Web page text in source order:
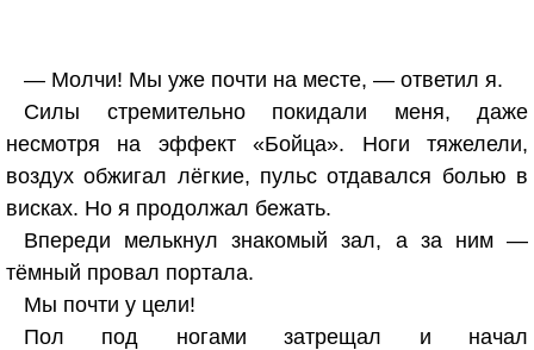
— Молчи! Мы уже почти на месте, — ответил я.
Силы стремительно покидали меня, даже
несмотря на эффект «Бойца». Ноги тяжелели,
воздух обжигал лёгкие, пульс отдавался болью в
висках. Но я продолжал бежать.
Впереди мелькнул знакомый зал, а за ним —
тёмный провал портала.
Мы почти у цели!
Пол под ногами затрещал и начал